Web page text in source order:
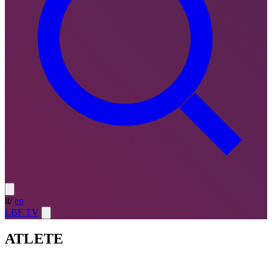
it/ en
LBF TV
ATLETE